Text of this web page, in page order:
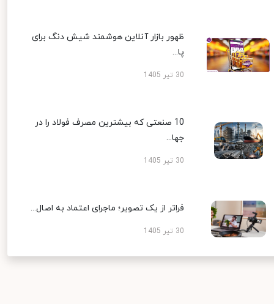
ظهور بازار آنلاین هوشمند شیش دنگ برای
پا...
30 تیر 1405
10 صنعتی که بیشترین مصرف فولاد را در
جها...
30 تیر 1405
فراتر از یک تصویر؛ ماجرای اعتماد به اصال...
30 تیر 1405